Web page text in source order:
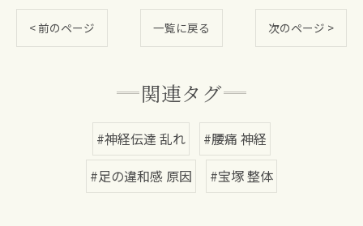
< 前のページ 一覧に戻る 次のページ >
関連タグ
#神経伝達 乱れ
#腰痛 神経
#足の違和感 原因
#宝塚 整体